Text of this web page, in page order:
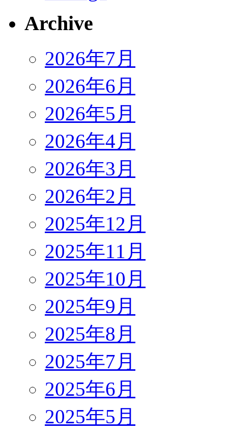
Archive
2026年7月
2026年6月
2026年5月
2026年4月
2026年3月
2026年2月
2025年12月
2025年11月
2025年10月
2025年9月
2025年8月
2025年7月
2025年6月
2025年5月